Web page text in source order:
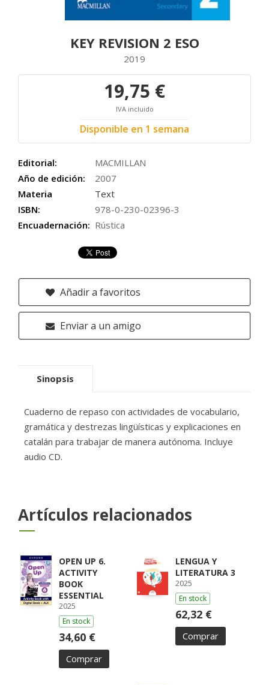
KEY REVISION 2 ESO
2019
19,75 €
IVA incluido
Disponible en 1 semana
Editorial:
MACMILLAN
Año de edición:
2007
Materia
Text
ISBN:
978-0-230-02396-3
Encuadernación: Rústica
Añadir a favoritos
Enviar a un amigo
Sinopsis
Cuaderno de repaso con actividades de vocabulario,
gramática y destrezas lingüísticas y explicaciones en
catalán para trabajar de manera autónoma. Incluye
audio CD.
Artículos relacionados
OPEN UP 6.
ACTIVITY
BOOK
ESSENTIAL
2025
En stock
34,60 €
Comprar
LENGUA Y
LITERATURA 3
2025
En stock
62,32 €
Comprar